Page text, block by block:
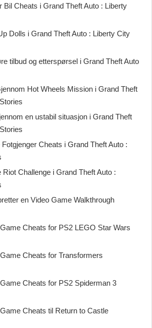
Bil Cheats i Grand Theft Auto : Liberty
Dolls i Grand Theft Auto : Liberty City
tilbud og etterspørsel i Grand Theft Auto
Hot Wheels Mission i Grand Theft
en ustabil situasjon i Grand Theft
Cheats i Grand Theft Auto :
Riot Challenge i Grand Theft Auto :
en Video Game Walkthrough
Cheats for PS2 LEGO Star Wars
Cheats for Transformers
Cheats for PS2 Spiderman 3
Cheats til Return to Castle